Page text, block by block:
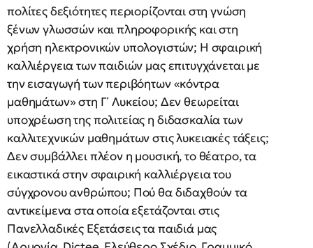
πολίτες δεξιότητες περιορίζονται στη γνώση
ξένων γλωσσών και πληροφορικής και στη
χρήση ηλεκτρονικών υπολογιστών; Η σφαιρική
καλλιέργεια των παιδιών μας επιτυγχάνεται με
την εισαγωγή των περιβόητων «κόντρα
μαθημάτων» στη Γ΄ Λυκείου; Δεν θεωρείται
υποχρέωση της πολιτείας η διδασκαλία των
καλλιτεχνικών μαθημάτων στις λυκειακές τάξεις;
Δεν συμβάλλει πλέον η μουσική, το θέατρο, τα
εικαστικά στην σφαιρική καλλιέργεια του
σύγχρονου ανθρώπου; Πού θα διδαχθούν τα
αντικείμενα στα οποία εξετάζονται στις
Πανελλαδικές Εξετάσεις τα παιδιά μας